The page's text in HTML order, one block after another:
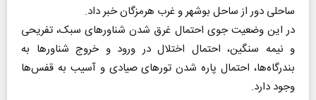
ساحلی دور از ساحل بوشهر و غرب هرمزگان خبر داد.
در این وضعیت جوی احتمال غرق شدن شناورهای سبک، تفریحی
و نیمه سنگین، احتمال اختلال در ورود و خروج شناورها به
بندرگاه‌ها، احتمال پاره شدن تورهای صیادی و آسیب به قفس‌ها
وجود دارد.